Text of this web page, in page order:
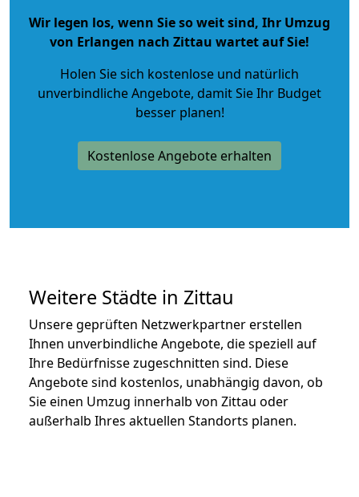
Wir legen los, wenn Sie so weit sind, Ihr Umzug
von Erlangen nach Zittau wartet auf Sie!
Holen Sie sich kostenlose und natürlich
unverbindliche Angebote, damit Sie Ihr Budget
besser planen!
Kostenlose Angebote erhalten
Weitere Städte in Zittau
Unsere geprüften Netzwerkpartner erstellen
Ihnen unverbindliche Angebote, die speziell auf
Ihre Bedürfnisse zugeschnitten sind. Diese
Angebote sind kostenlos, unabhängig davon, ob
Sie einen Umzug innerhalb von Zittau oder
außerhalb Ihres aktuellen Standorts planen.